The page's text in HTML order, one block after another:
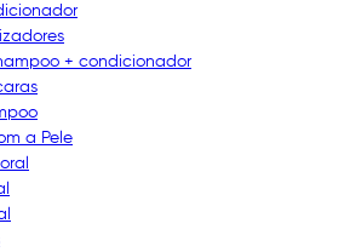
+ condicionador
a Pele